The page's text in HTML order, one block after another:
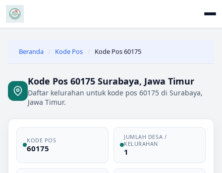
Beranda / Kode Pos / Kode Pos 60175
Kode Pos 60175 Surabaya, Jawa Timur
Daftar kelurahan untuk kode pos 60175 di Surabaya,
Jawa Timur.
KODE POS
60175
JUMLAH DESA /
KELURAHAN
1